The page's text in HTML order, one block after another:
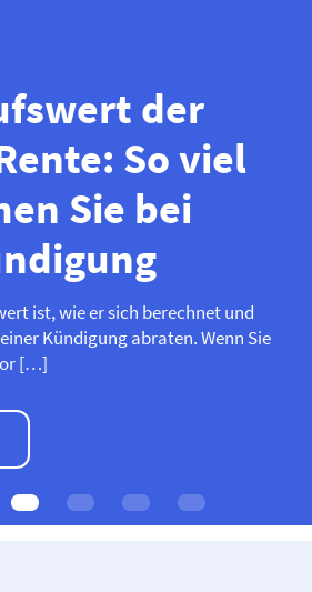
der
So viel
Sie bei
ist, wie er sich berechnet und
Kündigung abraten. Wenn Sie
[…]